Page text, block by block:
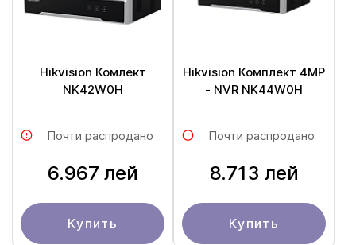
Hikvision Комлект
NK42W0H
Почти распродано
6.967 лей
Купить
Hikvision Комплект 4MP
- NVR NK44W0H
Почти распродано
8.713 лей
Купить